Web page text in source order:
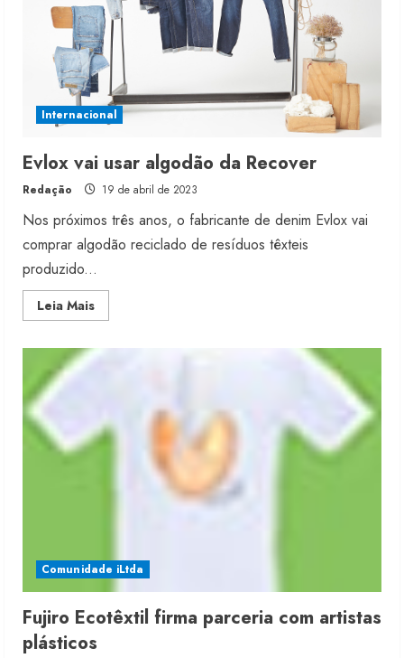
Internacional
Evlox vai usar algodão da Recover
Redação 19 de abril de 2023
Nos próximos três anos, o fabricante de denim Evlox vai
comprar algodão reciclado de resíduos têxteis
produzido...
Leia MaisRead
more
vai
Comunidade iLtda
Fujiro Ecotêxtil firma parceria com artistas
plásticos